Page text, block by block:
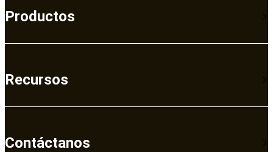
Productos
Recursos
Contáctanos